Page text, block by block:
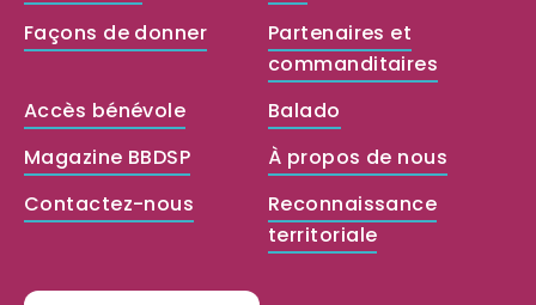
Façons de donner
Partenaires et
commanditaires
Accès bénévole
Balado
Magazine BBDSP
À propos de nous
Contactez-nous
Reconnaissance
territoriale